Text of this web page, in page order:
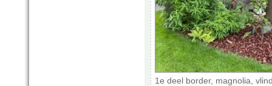
1e deel border, magnolia,